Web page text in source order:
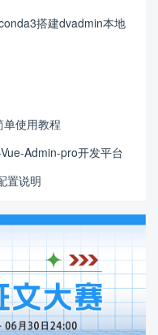
搭建dvadmin本地
使用教程
Admin-pro开发平台
置说明